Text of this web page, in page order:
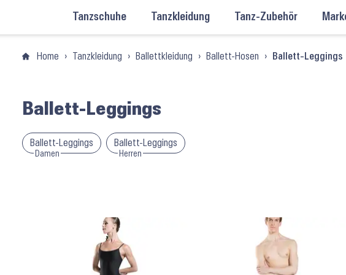
Tanzschuhe Tanzkleidung Tanz-Zubehör
Home › Tanzkleidung › Ballettkleidung › Ballett-Hosen › Ballett-Leggings
Ballett-Leggings
Ballett-Leggings
Damen
Ballett-Leggings
Herren